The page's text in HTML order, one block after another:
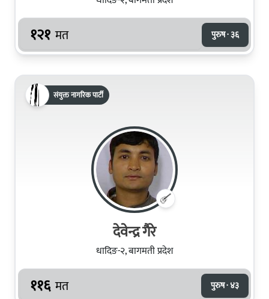
१२१ मत पुरुष · ३६
संयुक्त नागरिक पार्टी
देवेन्द्र गैरे
धादिङ-२, बागमती प्रदेश
११६ मत पुरुष · ४३